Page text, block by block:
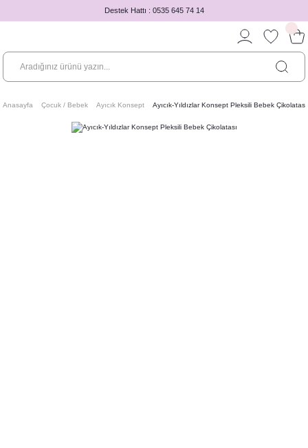
Destek Hattı : 0535 645 74 14
Anasayfa Çocuk / Bebek Ayıcık Konsept Ayıcık-Yıldızlar Konsept Pleksili Bebek Çikolatası